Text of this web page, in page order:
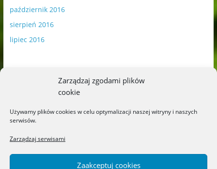
Zarządzaj zgodami plików
cookie
Używamy plików cookies w celu optymalizacji naszej witryny i naszych
serwisów.
Zarządzaj serwisami
Zaakceptuj cookies
październik 2016
sierpień 2016
lipiec 2016